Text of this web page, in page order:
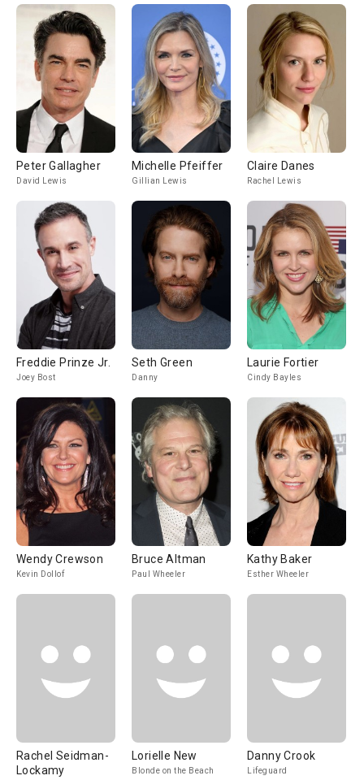
Peter Gallagher
David Lewis
Michelle Pfeiffer
Gillian Lewis
Claire Danes
Rachel Lewis
Freddie Prinze Jr.
Joey Bost
Seth Green
Danny
Laurie Fortier
Cindy Bayles
Wendy Crewson
Kevin Dollof
Bruce Altman
Paul Wheeler
Kathy Baker
Esther Wheeler
Rachel Seidman-
Lockamy
Lorielle New
Blonde on the Beach
Danny Crook
Lifeguard